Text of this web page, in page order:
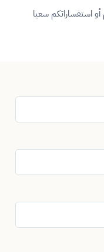
استفساراتكم سعيا